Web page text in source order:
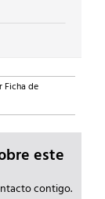
Ficha de
este
contigo.